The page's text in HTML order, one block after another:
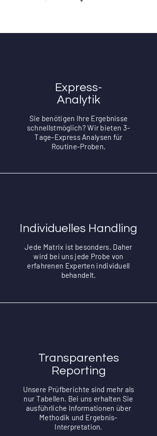
Express-
Analytik
Sie benötigen Ihre Ergebnisse
schnellstmöglich? Wir bieten 3-
Tage-Express Analysen für
Routine-Proben.
Individuelles Handling
Jede Matrix ist besonders. Daher
wird bei uns jede Probe von
erfahrenen Experten individuell
behandelt.
Transparentes
Reporting
Unsere Prüfberichte sind mehr als
nur Tabellen. Bei uns erhalten Sie
ausführliche Informationen über
Methodik und Ergebnis-
Interpretation.